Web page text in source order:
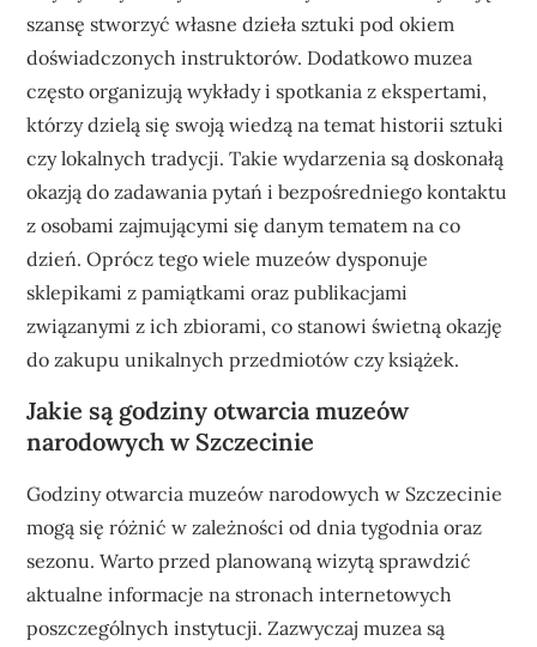
szansę stworzyć własne dzieła sztuki pod okiem
doświadczonych instruktorów. Dodatkowo muzea
często organizują wykłady i spotkania z ekspertami,
którzy dzielą się swoją wiedzą na temat historii sztuki
czy lokalnych tradycji. Takie wydarzenia są doskonałą
okazją do zadawania pytań i bezpośredniego kontaktu
z osobami zajmującymi się danym tematem na co
dzień. Oprócz tego wiele muzeów dysponuje
sklepikami z pamiątkami oraz publikacjami
związanymi z ich zbiorami, co stanowi świetną okazję
do zakupu unikalnych przedmiotów czy książek.
Jakie są godziny otwarcia muzeów
narodowych w Szczecinie
Godziny otwarcia muzeów narodowych w Szczecinie
mogą się różnić w zależności od dnia tygodnia oraz
sezonu. Warto przed planowaną wizytą sprawdzić
aktualne informacje na stronach internetowych
poszczególnych instytucji. Zazwyczaj muzea są